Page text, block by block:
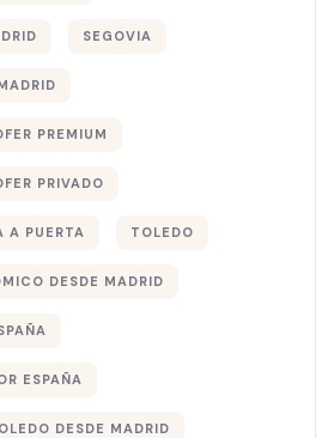
SEGOVIA
PREMIUM
PRIVADO
A PUERTA TOLEDO
DESDE MADRID
ESPAÑA
DESDE MADRID